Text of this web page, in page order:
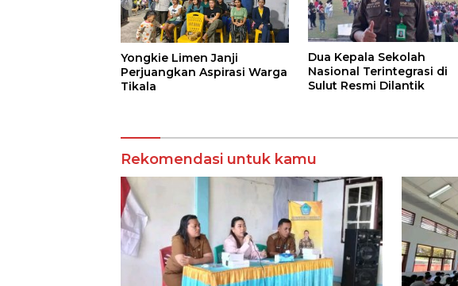
Yongkie Limen Janji
Perjuangkan Aspirasi Warga
Tikala
Dua Kepala Sekolah
Nasional Terintegrasi di
Sulut Resmi Dilantik
Rekomendasi untuk kamu